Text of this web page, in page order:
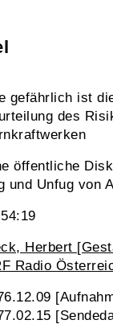
gefährlich ist
des
öffentliche
und Unfug von
Herbert
Radio